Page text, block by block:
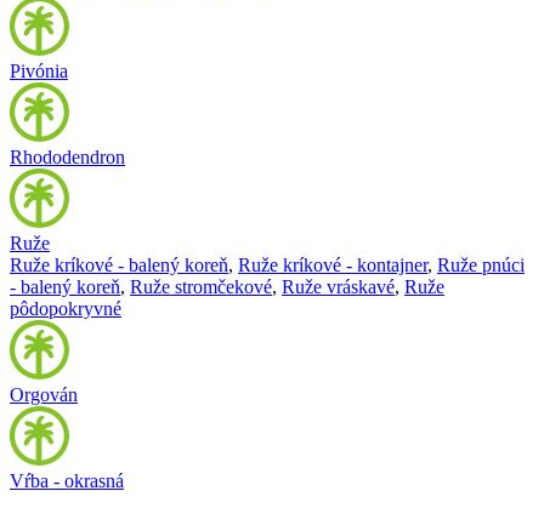
Pivónia
Rhododendron
Ruže
Ruže kríkové - balený koreň, Ruže kríkové - kontajner, Ruže pnúci
- balený koreň, Ruže stromčekové, Ruže vráskavé, Ruže
pôdopokryvné
Orgován
Vŕba - okrasná